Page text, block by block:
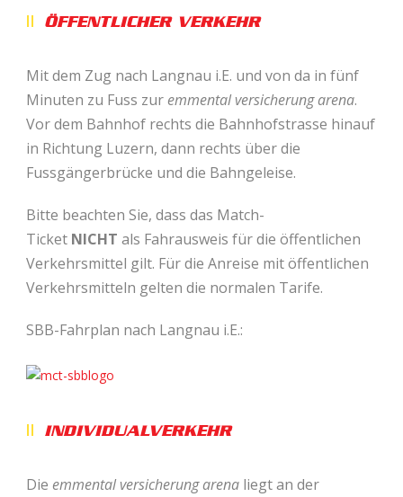
ÖFFENTLICHER VERKEHR
Mit dem Zug nach Langnau i.E. und von da in fünf
Minuten zu Fuss zur emmental versicherung arena.
Vor dem Bahnhof rechts die Bahnhofstrasse hinauf
in Richtung Luzern, dann rechts über die
Fussgängerbrücke und die Bahngeleise.
Bitte beachten Sie, dass das Match-
Ticket NICHT als Fahrausweis für die öffentlichen
Verkehrsmittel gilt. Für die Anreise mit öffentlichen
Verkehrsmitteln gelten die normalen Tarife.
SBB-Fahrplan nach Langnau i.E.:
INDIVIDUALVERKEHR
Die emmental versicherung arena liegt an der